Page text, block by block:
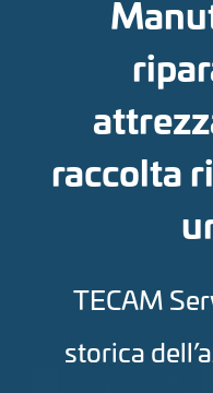
raccolta
TECAM
storica